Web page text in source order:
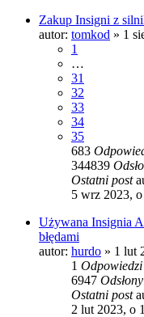
Zakup Insigni z
autor: tomkod » 1
1
…
31
32
33
34
35
683
344839
Ostatni post
5 wrz 2023,
Używana Insignia
błędami
autor: hurdo » 1 lut
1 Odpowiedzi
6947 Odsłony
Ostatni post
2 lut 2023, o